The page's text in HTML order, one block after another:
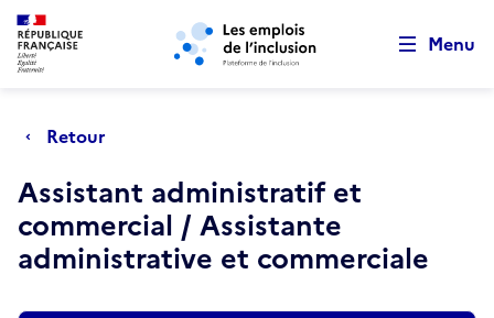
Aller au menu principal Aller au contenu principal
Menu
Retour
Assistant administratif et
commercial / Assistante
administrative et commerciale
Retour au début de la page
Panneau de gestion des cookies